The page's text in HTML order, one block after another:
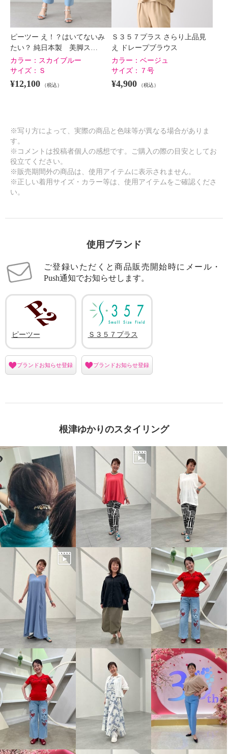
ピーツー え！？はいてないみ
たい？ 純日本製 美脚ス…
カラー： スカイブルー
サイズ： Ｓ
¥12,100 （税込）
Ｓ３５７プラス さらり上品見
え ドレープブラウス
カラー： ベージュ
サイズ：
７号
¥4,900 （税込）
※写り方によって、実際の商品と色味等が異なる場合がありま
す。
※コメントは投稿者個人の感想です。ご購入の際の目安としてお
役立てください。
※販売期間外の商品は、使用アイテムに表示されません。
※正しい着用サイズ・カラー等は、使用アイテムをご確認くださ
い。
使用ブランド
ご登録いただくと商品販売開始時にメール・
Push通知でお知らせします。
ピーツー
ブランドお知らせ登録
Ｓ３５７プラス
ブランドお知らせ登録
根津ゆかりのスタイリング